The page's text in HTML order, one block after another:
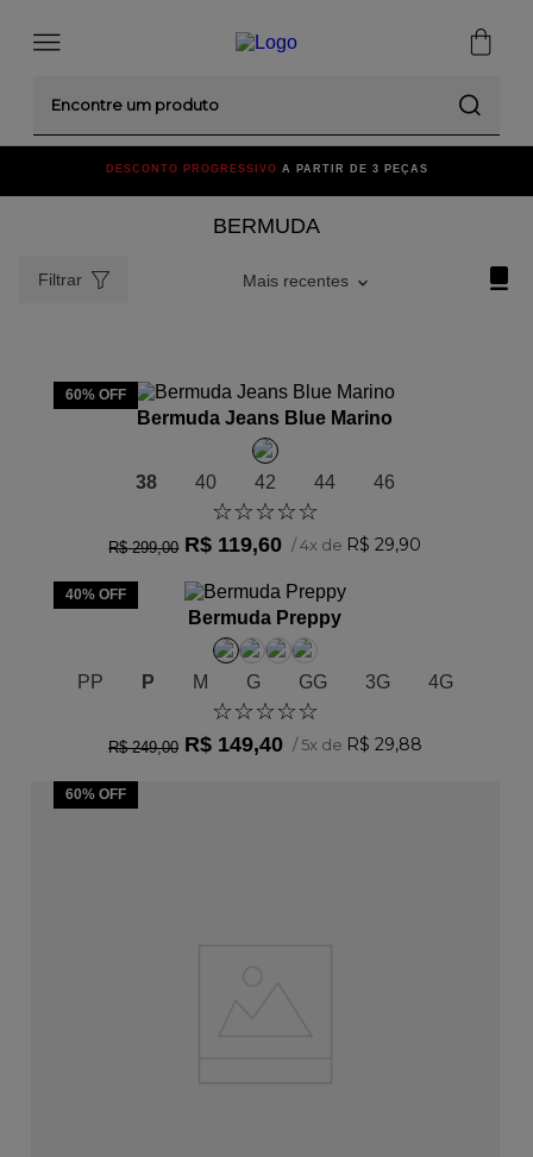
DESCONTO PROGRESSIVO A PARTIR DE 3 PEÇAS
BERMUDA
Filtrar Mais recentes
60% OFF
Bermuda Jeans Blue Marino
38 40 42 44 46
☆☆☆☆☆
R$ 299,00 R$ 119,60 /4x de R$ 29,90
40% OFF
ADICIONAR AO CARRINHO
Bermuda Preppy
PP P M G GG 3G 4G
☆☆☆☆☆
R$ 249,00 R$ 149,40 /5x de R$ 29,88
60% OFF